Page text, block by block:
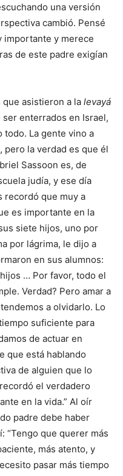
una versión
cambió. Pensé
importante y merece
de este padre exigían
asistieron a la levayá
enterrados en Israel,
todo. La gente vino a
pero la verdad es que él
Sassoon es, de
judía, y ese día
recordó que muy a
es importante en la
siete hijos, uno por
por lágrima, le dijo a
en sus alumnos:
… Por favor, todo el
Verdad? Pero amar a
a olvidarlo. Lo
suficiente para
de actuar en
que está hablando
de alguien que lo
el verdadero
en la vida.” Al oír
padre debe haber
“Tengo que querer más
más atento, y
pasar más tiempo